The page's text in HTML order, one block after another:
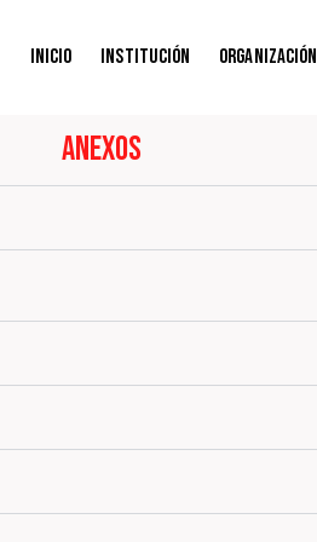
Inicio Institución Organización
Anexos